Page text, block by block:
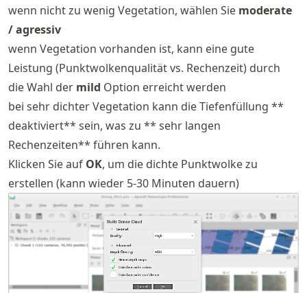
wenn nicht zu wenig Vegetation, wählen Sie moderate
/ agressiv
wenn Vegetation vorhanden ist, kann eine gute
Leistung (Punktwolkenqualität vs. Rechenzeit) durch
die Wahl der mild Option erreicht werden
bei sehr dichter Vegetation kann die Tiefenfüllung **
deaktiviert** sein, was zu ** sehr langen
Rechenzeiten** führen kann.
Klicken Sie auf OK, um die dichte Punktwolke zu
erstellen (kann wieder 5-30 Minuten dauern)